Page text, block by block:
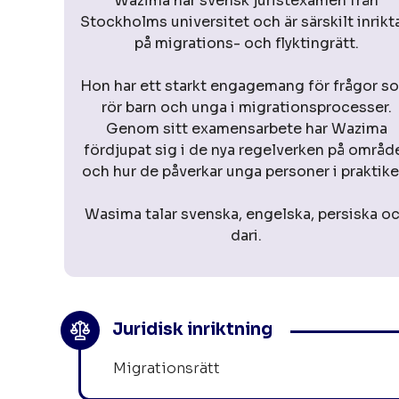
Stockholms universitet och är särskilt
på migrations- och flyktingrätt.
Hon har ett starkt engagemang för frågor
rör barn och unga i migrationsprocesser.
Genom sitt examensarbete har Wazima
fördjupat sig i de nya regelverken på
och hur de påverkar unga personer i
Wasima talar svenska, engelska, persiska
dari.
Juridisk inriktning
Migrationsrätt